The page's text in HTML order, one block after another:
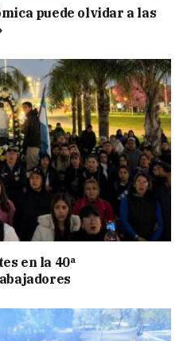
puede olvidar a las
en la 40ª